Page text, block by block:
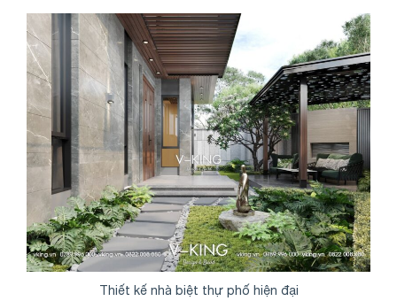
Thiết kế nhà biệt thự phố hiện đại